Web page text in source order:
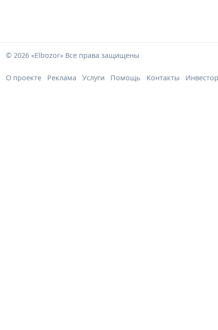
© 2026 «Elbozor» Все права защищены
О проекте Реклама Услуги Помощь Контакты